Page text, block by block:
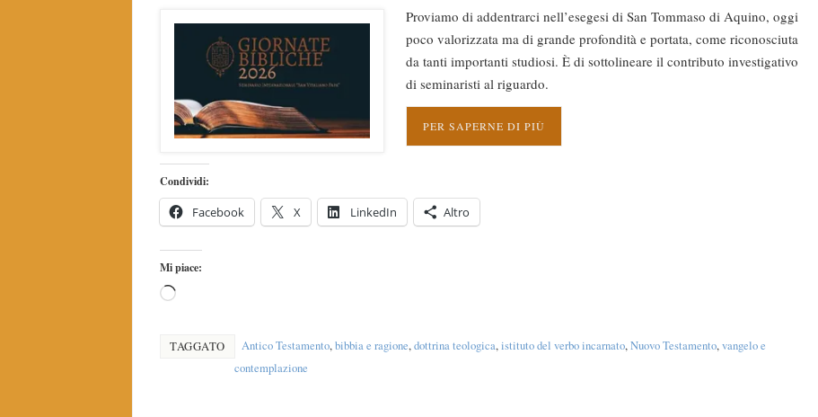
Proviamo di addentrarci nell’esegesi di San Tommaso di Aquino, oggi
poco valorizzata ma di grande profondità e portata, come riconosciuta
da tanti importanti studiosi. È di sottolineare il contributo investigativo
di seminaristi al riguardo.
PER SAPERNE DI PIÙ
Condividi:
Facebook X LinkedIn Altro
Mi piace:
TAGGATO Antico Testamento,bibbia e ragione,dottrina teologica,istituto del verbo incarnato,Nuovo Testamento,vangelo e
contemplazione